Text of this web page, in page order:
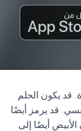
قد يكون الحلم
قد يرمز أيضًا
أيضًا إلى